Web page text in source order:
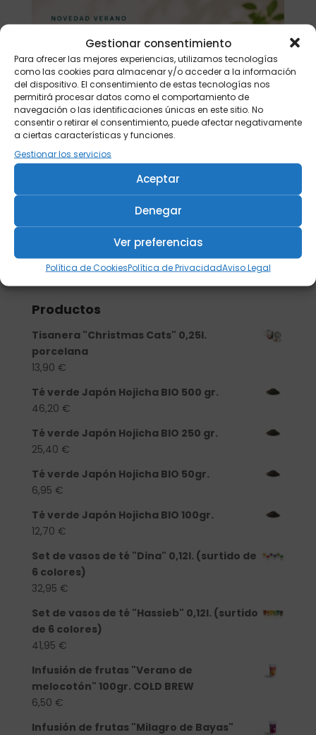
Gestionar consentimiento
Para ofrecer las mejores experiencias, utilizamos tecnologías
como las cookies para almacenar y/o acceder a la información
del dispositivo. El consentimiento de estas tecnologías nos
permitirá procesar datos como el comportamiento de
navegación o las identificaciones únicas en este sitio. No
consentir o retirar el consentimiento, puede afectar negativamente
a ciertas características y funciones.
Gestionar los servicios
Aceptar
Denegar
Ver preferencias
Política de CookiesPolítica de PrivacidadAviso Legal
Buscar
Productos
Tisanera "Christmas Cats" 0,25l.
porcelana
13,90 €
Té verde Japón Hojicha BIO 500 gr.
46,20 €
Té verde Japón Hojicha BIO 250 gr.
25,40 €
Té verde Japón Hojicha BIO 50gr.
6,95 €
Té verde Japón Hojicha BIO 100gr.
12,70 €
Set de vasos de té "Dina" 0,12l. (surtido de
6 colores)
32,95 €
Set de vasos de té "Hassieb" 0,12l. (surtido
de 6 colores)
41,95 €
Infusión de frutas "Verano de
melocotón" 100gr. COLD BREW
6,50 €
Infusión de frutas "Milagro de Bayas"